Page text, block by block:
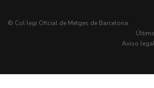
© Col·legi Oficial de Metges de Barcelona
Aviso